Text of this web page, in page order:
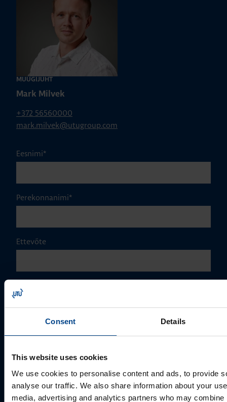
Consent Details
This website uses cookies
We use cookies to personalise content and ads, to provide
analyse our traffic. We also share information about your
media, advertising and analytics partners who may
MÜÜGIJUHT
Mark Milvek
+372 56560000
mark.milvek@utugroup.com
Eesnimi*
Perekonnanimi*
Ettevõte
Kuidas saame Teid aidata?